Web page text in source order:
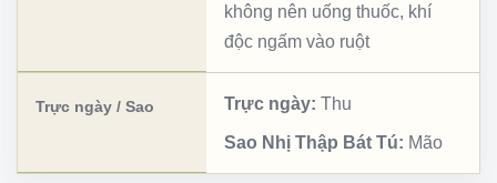
không nên uống thuốc, khí
độc ngấm vào ruột
Trực ngày / Sao Trực ngày: Thu
Sao Nhị Thập Bát Tú: Mão